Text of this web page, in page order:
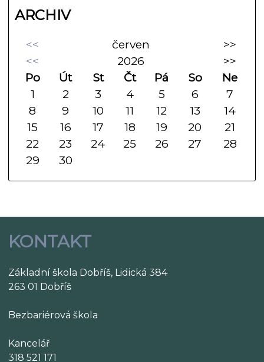
ARCHIV
<< červen
>>
<<
2026
>>
Po
Út St Čt Pá So
Ne
1
2 3 4 5 6
7
8
9 10 11 12 13
14
15
16 17 18 19 20
21
22
23 24 25 26 27
28
29
30
KONTAKT
Základní škola Dobříš, Lidická 384
263 01 Dobříš
Bezbariérová škola
Kancelář
318 521 171